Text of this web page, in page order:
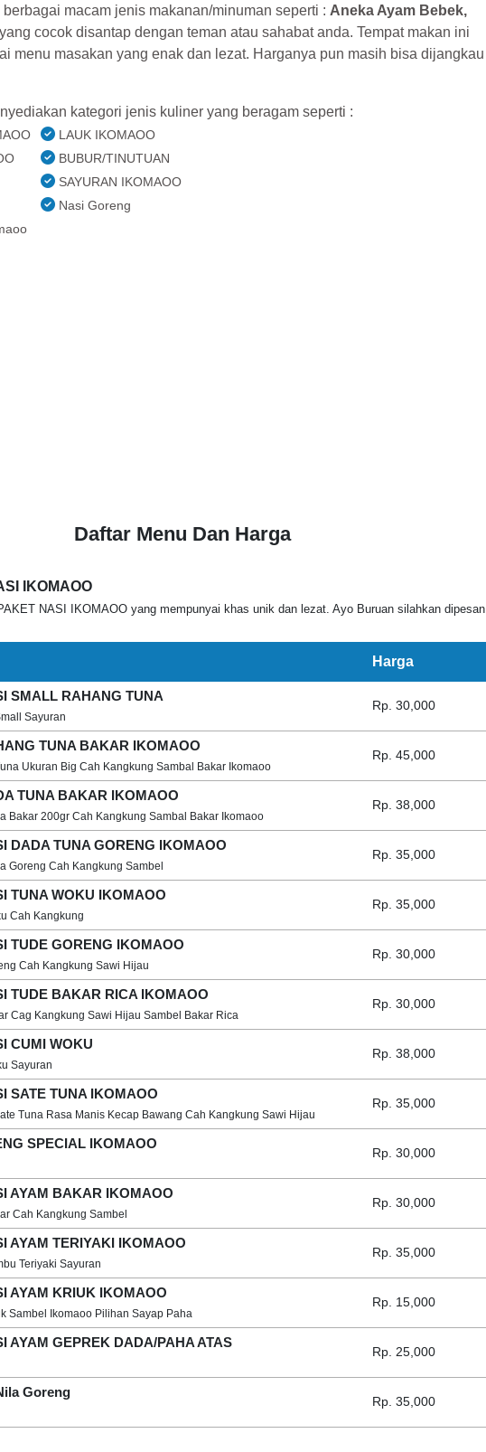
macam jenis makanan/minuman seperti : Aneka Ayam Bebek,
yang cocok disantap dengan teman atau sahabat anda. Tempat makan ini
menu masakan yang enak dan lezat. Harganya pun masih bisa dijangkau
kategori jenis kuliner yang beragam seperti :
LAUK IKOMAOO
BUBUR/TINUTUAN
SAYURAN IKOMAOO
Nasi Goreng
Daftar Menu Dan Harga
IKOMAOO
NASI IKOMAOO yang mempunyai khas unik dan lezat. Ayo Buruan silahkan dipesan
Harga
SMALL RAHANG TUNA
Sayuran
Rp. 30,000
TUNA BAKAR IKOMAOO
Ukuran Big Cah Kangkung Sambal Bakar Ikomaoo
Rp. 45,000
TUNA BAKAR IKOMAOO
Bakar 200gr Cah Kangkung Sambal Bakar Ikomaoo
Rp. 38,000
DADA TUNA GORENG IKOMAOO
Goreng Cah Kangkung Sambel
Rp. 35,000
TUNA WOKU IKOMAOO
Cah Kangkung
Rp. 35,000
TUDE GORENG IKOMAOO
Cah Kangkung Sawi Hijau
Rp. 30,000
TUDE BAKAR RICA IKOMAOO
Cag Kangkung Sawi Hijau Sambel Bakar Rica
Rp. 30,000
CUMI WOKU
Sayuran
Rp. 38,000
SATE TUNA IKOMAOO
Tuna Rasa Manis Kecap Bawang Cah Kangkung Sawi Hijau
Rp. 35,000
SPECIAL IKOMAOO
Rp. 30,000
AYAM BAKAR IKOMAOO
Cah Kangkung Sambel
Rp. 30,000
AYAM TERIYAKI IKOMAOO
Teriyaki Sayuran
Rp. 35,000
AYAM KRIUK IKOMAOO
Sambel Ikomaoo Pilihan Sayap Paha
Rp. 15,000
AYAM GEPREK DADA/PAHA ATAS
Rp. 25,000
Goreng
Rp. 35,000